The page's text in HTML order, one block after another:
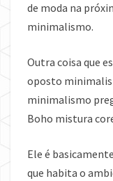
de moda na
minimalismo.
Outra coisa que
oposto
minimalismo
Boho mistura
Ele é
que habita o